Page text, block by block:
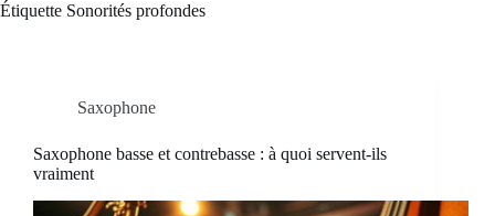
Étiquette Sonorités profondes
Saxophone
Saxophone basse et contrebasse : à quoi servent-ils
vraiment